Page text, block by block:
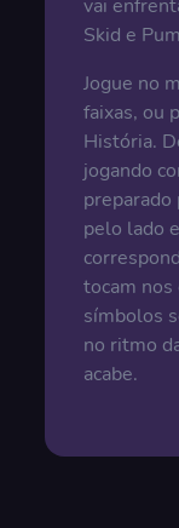
vai
Skid e
Jogue no
faixas, ou
História.
jogando
preparado
pelo lado
tocam
símbolos
no ritmo
acabe.